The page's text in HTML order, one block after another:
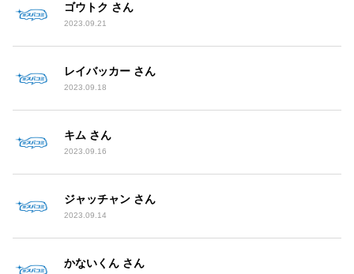
ゴウトク さん
2023.09.21
レイバッカー さん
2023.09.18
キム さん
2023.09.16
ジャッチャン さん
2023.09.14
かないくん さん